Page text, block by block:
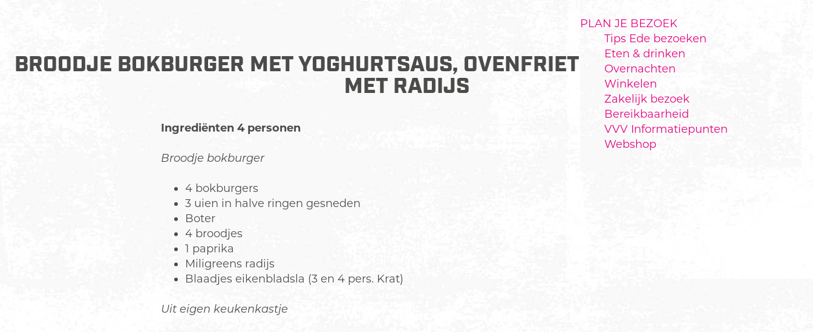
PLAN JE BEZOEK
Tips Ede bezoeken
Eten & drinken
Overnachten
Winkelen
Zakelijk bezoek
Bereikbaarheid
VVV Informatiepunten
Webshop
BROODJE BOKBURGER MET YOGHURTSAUS, OVENFRIETEN, KOMKOMMERSLA
MET RADIJS
Ingrediënten 4 personen
Broodje bokburger
4 bokburgers
3 uien in halve ringen gesneden
Boter
4 broodjes
1 paprika
Miligreens radijs
Blaadjes eikenbladsla (3 en 4 pers. Krat)
Uit eigen keukenkastje